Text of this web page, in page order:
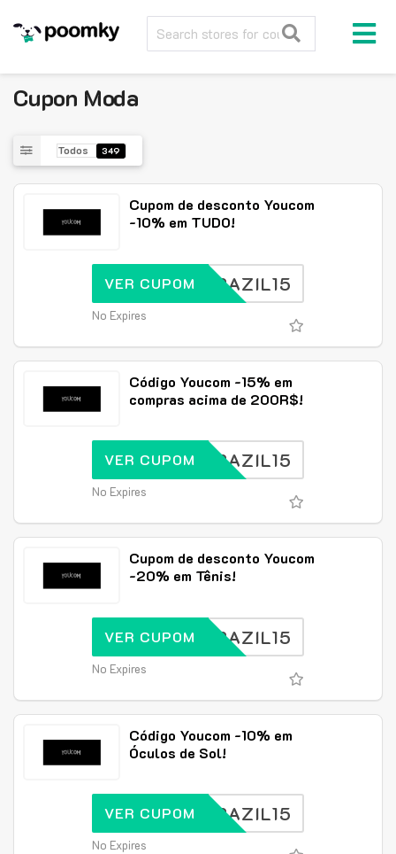
Cupon Moda
Todos 349
Cupom de desconto Youcom
-10% em TUDO!
BRAZIL15
VER CUPOM
No Expires
Código Youcom -15% em
compras acima de 200R$!
BRAZIL15
VER CUPOM
No Expires
Cupom de desconto Youcom
-20% em Tênis!
BRAZIL15
VER CUPOM
No Expires
Código Youcom -10% em
Óculos de Sol!
BRAZIL15
VER CUPOM
No Expires